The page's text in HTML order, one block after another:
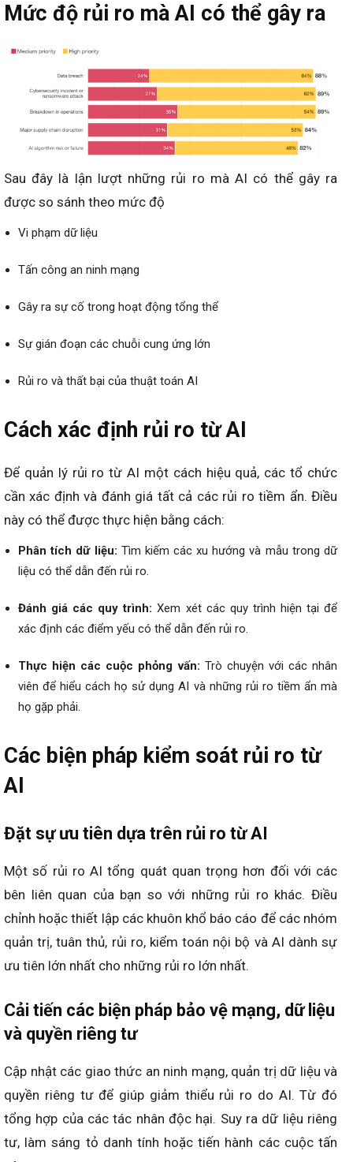
Mức độ rủi ro mà AI có thể gây ra
Sau đây là lận lượt những rủi ro mà AI có thể gây ra
được so sánh theo mức độ
Vi phạm dữ liệu
Tấn công an ninh mạng
Gây ra sự cố trong hoạt động tổng thể
Sự gián đoạn các chuỗi cung ứng lớn
Rủi ro và thất bại của thuật toán AI
Cách xác định rủi ro từ AI
Để quản lý rủi ro từ AI một cách hiệu quả, các tổ chức
cần xác định và đánh giá tất cả các rủi ro tiềm ẩn. Điều
này có thể được thực hiện bằng cách:
Phân tích dữ liệu: Tìm kiếm các xu hướng và mẫu trong dữ
liệu có thể dẫn đến rủi ro.
Đánh giá các quy trình: Xem xét các quy trình hiện tại để
xác định các điểm yếu có thể dẫn đến rủi ro.
Thực hiện các cuộc phỏng vấn: Trò chuyện với các nhân
viên để hiểu cách họ sử dụng AI và những rủi ro tiềm ẩn mà
họ gặp phải.
Các biện pháp kiểm soát rủi ro từ
AI
Đặt sự ưu tiên dựa trên rủi ro từ AI
Một số rủi ro AI tổng quát quan trọng hơn đối với các
bên liên quan của bạn so với những rủi ro khác. Điều
chỉnh hoặc thiết lập các khuôn khổ báo cáo để các nhóm
quản trị, tuân thủ, rủi ro, kiểm toán nội bộ và AI dành sự
ưu tiên lớn nhất cho những rủi ro lớn nhất.
Cải tiến các biện pháp bảo vệ mạng, dữ liệu
và quyền riêng tư
Cập nhật các giao thức an ninh mạng, quản trị dữ liệu và
quyền riêng tư để giúp giảm thiểu rủi ro do AI. Từ đó
tổng hợp của các tác nhân độc hại. Suy ra dữ liệu riêng
tư, làm sáng tỏ danh tính hoặc tiến hành các cuộc tấn